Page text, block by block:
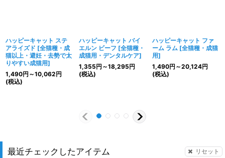
ハッピーキャット ステ
アライズド [全猫種・成
猫以上・避妊・去勢で太
りやすい成猫用]
1,490円 ～10,062円
(税込)
ハッピーキャット バイ
エルン ビーフ [全猫種・
成猫用・デンタルケア]
1,355円 ～18,295円
(税込)
ハッピーキャット ファ
ーム ラム [全猫種・成猫
用]
1,490円 ～20,124円
(税込)
最近チェックしたアイテム リセット